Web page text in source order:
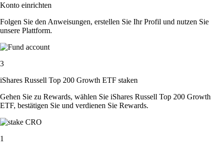
Konto einrichten
Folgen Sie den Anweisungen, erstellen Sie Ihr Profil und nutzen Sie
unsere Plattform.
3
iShares Russell Top 200 Growth ETF staken
Gehen Sie zu Rewards, wählen Sie iShares Russell Top 200 Growth
ETF, bestätigen Sie und verdienen Sie Rewards.
1